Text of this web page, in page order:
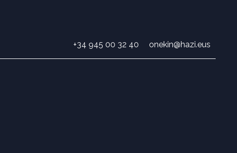
+34 945 00 32 40 onekin@hazi.eus